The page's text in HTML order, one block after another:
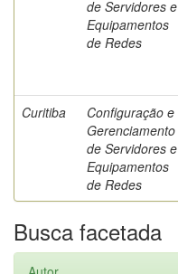
de Servidores e
Equipamentos
de Redes
Curitiba
Configuração e
Gerenciamento
de Servidores e
Equipamentos
de Redes
Busca facetada